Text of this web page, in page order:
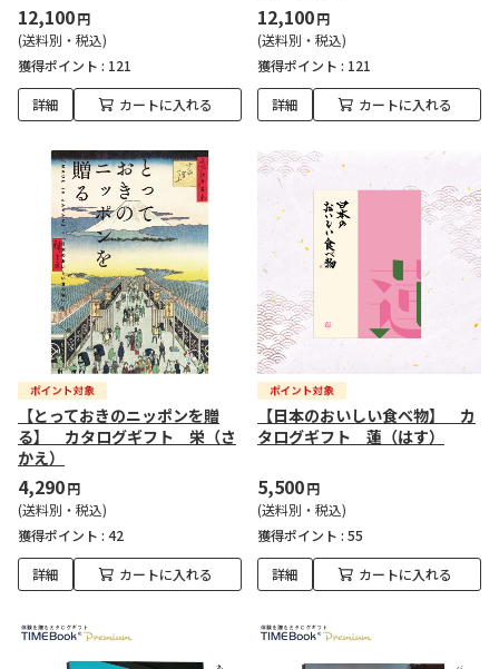
12,100円
(送料別・税込)
獲得ポイント : 121
詳細 カートに入れる
12,100円
(送料別・税込)
獲得ポイント : 121
詳細 カートに入れる
【とっておきのニッポンを贈
る】 カタログギフト 栄（さ
かえ）
4,290円
(送料別・税込)
獲得ポイント : 42
詳細 カートに入れる
【日本のおいしい食べ物】 カ
タログギフト 蓮（はす）
5,500円
(送料別・税込)
獲得ポイント : 55
詳細 カートに入れる